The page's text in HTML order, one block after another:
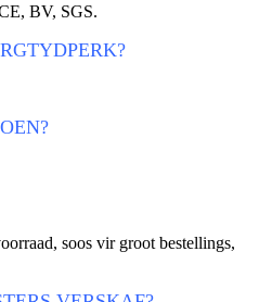
BV, SGS.
soos vir groot bestellings,